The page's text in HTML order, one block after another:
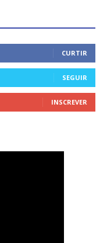
CURTIR
SEGUIR
INSCREVER